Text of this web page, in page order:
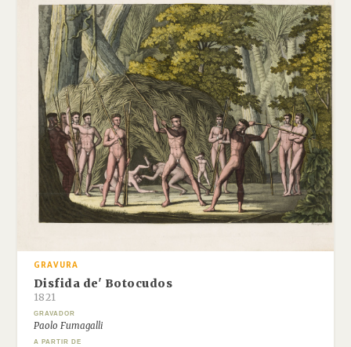
GRAVURA
Disfida de' Botocudos
1821
GRAVADOR
Paolo Fumagalli
A PARTIR DE